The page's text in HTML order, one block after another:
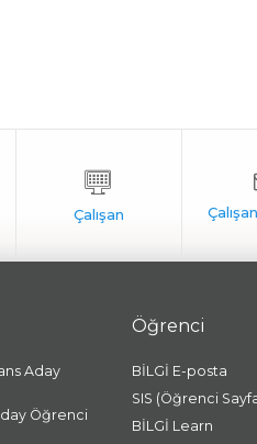
Aday
Öğrenci
Öğrenci
BİLGİ E-posta
SIS (Öğrenci
BİLGİ Learn